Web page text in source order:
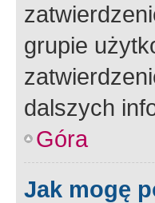
grupie
dalszych
Góra
Jak mogę